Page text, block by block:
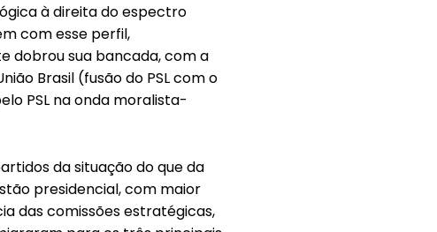
à direita do espectro
com esse perfil,
dobrou sua bancada, com a
Brasil (fusão do PSL com o
PSL na onda moralista-
da situação do que da
presidencial, com maior
das comissões estratégicas,